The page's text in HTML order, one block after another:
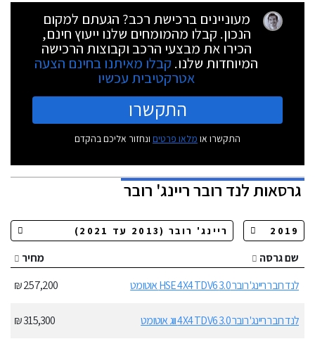
מעוניינים ברכישת רכב? הגעתם למקום
הנכון. קבלו מהמומחים שלנו ייעוץ חינם,
הכירו את מבצעי הרכב וקבוצות הרכישה
המיוחדות שלנו. קבלו מאיתנו בחינם הצעה
אטרקטיבית עכשיו
התקשרו
התקשרו או מלאו פרטים ונחזור אליכם בהקדם
גרסאותלנד רובר ריינג' רובר
שם גרסה
מחיר
לנד רובר ריינג' רובר 3.0 HSE 4X4 TDV6 אוטומט
257,200 ₪
לנד רובר ריינג' רובר 3.0 4X4 TDV6 ווג אוטומט 315,300 ₪